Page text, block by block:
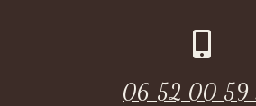

06 52 00 59